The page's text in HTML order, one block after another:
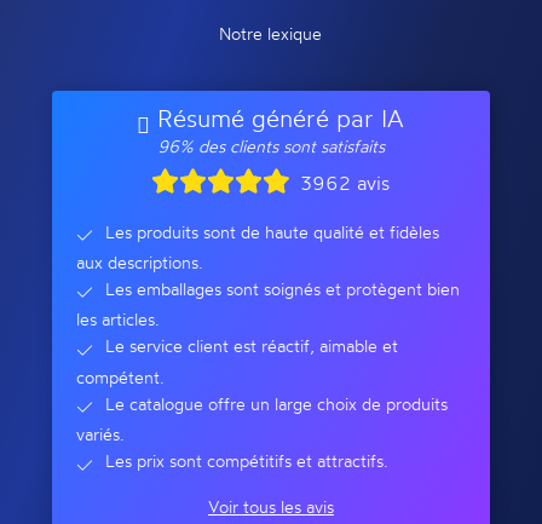
Notre lexique
Résumé généré par IA
96% des clients sont satisfaits
3962 avis
Les produits sont de haute qualité et fidèles
aux descriptions.
Les emballages sont soignés et protègent bien
les articles.
Le service client est réactif, aimable et
compétent.
Le catalogue offre un large choix de produits
variés.
Les prix sont compétitifs et attractifs.
Voir tous les avis